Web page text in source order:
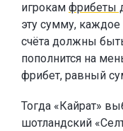
игрокам фрибеты
эту сумму,
счёта должны
пополнится на
фрибет, равный
Тогда «Кайрат»
шотландский